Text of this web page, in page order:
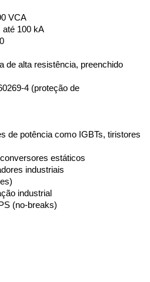
VCA
até 100 kA
de alta resistência, preenchido
4 (proteção de
de potência como IGBTs, tiristores
estáticos
industriais
industrial
(no-breaks)